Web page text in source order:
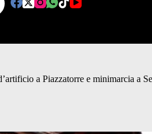
a Piazzatorre e minimarcia a